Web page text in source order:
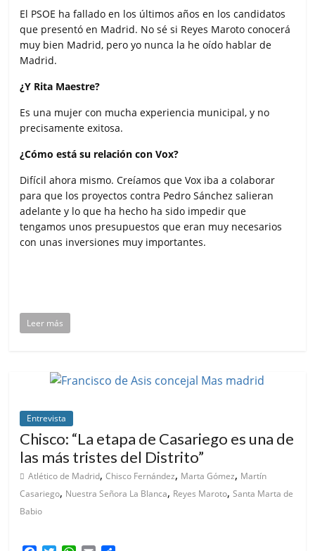
El PSOE ha fallado en los últimos años en los candidatos
que presentó en Madrid. No sé si Reyes Maroto conocerá
muy bien Madrid, pero yo nunca la he oído hablar de
Madrid.
¿Y Rita Maestre?
Es una mujer con mucha experiencia municipal, y no
precisamente exitosa.
¿Cómo está su relación con Vox?
Difícil ahora mismo. Creíamos que Vox iba a colaborar
para que los proyectos contra Pedro Sánchez salieran
adelante y lo que ha hecho ha sido impedir que
tengamos unos presupuestos que eran muy necesarios
con unas inversiones muy importantes.
Leer más
Entrevista
Chisco: “La etapa de Casariego es una de
las más tristes del Distrito”
Atlético de Madrid,Chisco Fernández, Marta Gómez, Martín
Casariego, Nuestra Señora La Blanca, Reyes Maroto,Santa Marta de
Babio